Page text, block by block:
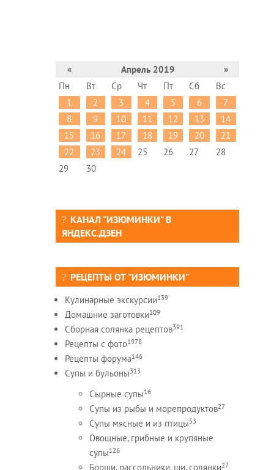
« Апрель 2019
»
Пн
Вт Ср Чт Пт Сб
Вс
1
2 3 4 5 6
7
8
9 10 11 12 13
14
15
16 17 18 19 20
21
22
23 24 25 26 27
28
29
30
КАНАЛ "ИЗЮМИНКИ" В
ЯНДЕКС.ДЗЕН
РЕЦЕПТЫ ОТ "ИЗЮМИНКИ"
Кулинарные экскурсии139
Домашние заготовки109
Сборная солянка рецептов391
Рецепты c фото1978
Рецепты форума146
Супы и бульоны313
Сырные супы16
Супы из рыбы и морепродуктов27
Супы мясные и из птицы53
Овощные, грибные и крупяные
супы126
Борщи, рассольники, щи, солянки27